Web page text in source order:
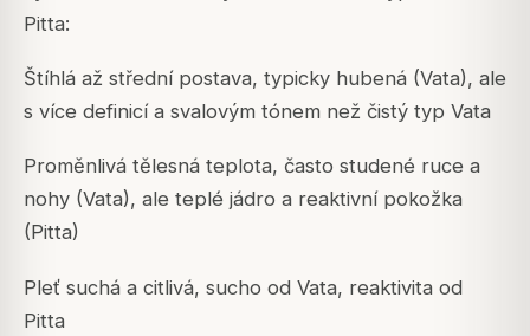
Pitta:
Štíhlá až střední postava, typicky hubená (Vata), ale
s více definicí a svalovým tónem než čistý typ Vata
Proměnlivá tělesná teplota, často studené ruce a
nohy (Vata), ale teplé jádro a reaktivní pokožka
(Pitta)
Pleť suchá a citlivá, sucho od Vata, reaktivita od
Pitta